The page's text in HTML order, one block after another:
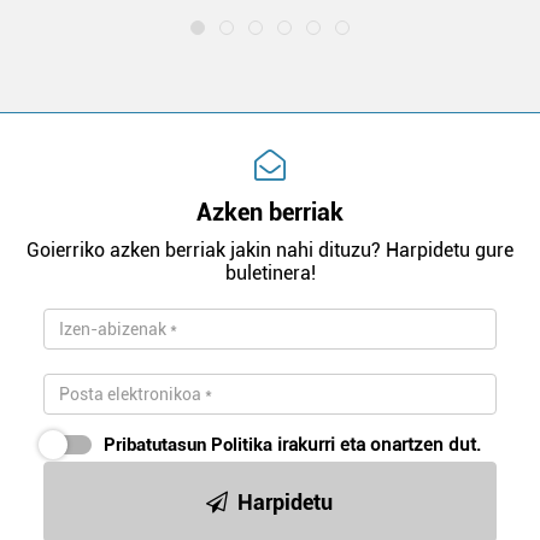
Azken berriak
Goierriko azken berriak jakin nahi dituzu? Harpidetu gure
buletinera!
Pribatutasun Politika irakurri eta onartzen dut.
Harpidetu